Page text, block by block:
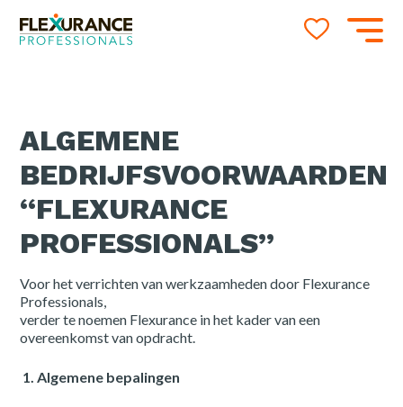
ALGEMENE
BEDRIJFSVOORWAARDEN
“FLEXURANCE
PROFESSIONALS”
Voor het verrichten van werkzaamheden door Flexurance
Professionals,
verder te noemen Flexurance in het kader van een
overeenkomst van opdracht.
1. Algemene bepalingen